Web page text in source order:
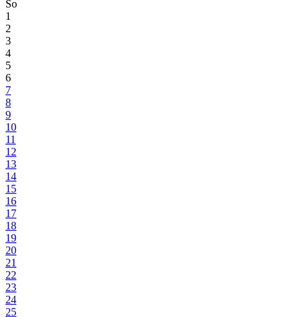
So
1
2
3
4
5
6
7
8
9
10
11
12
13
14
15
16
17
18
19
20
21
22
23
24
25